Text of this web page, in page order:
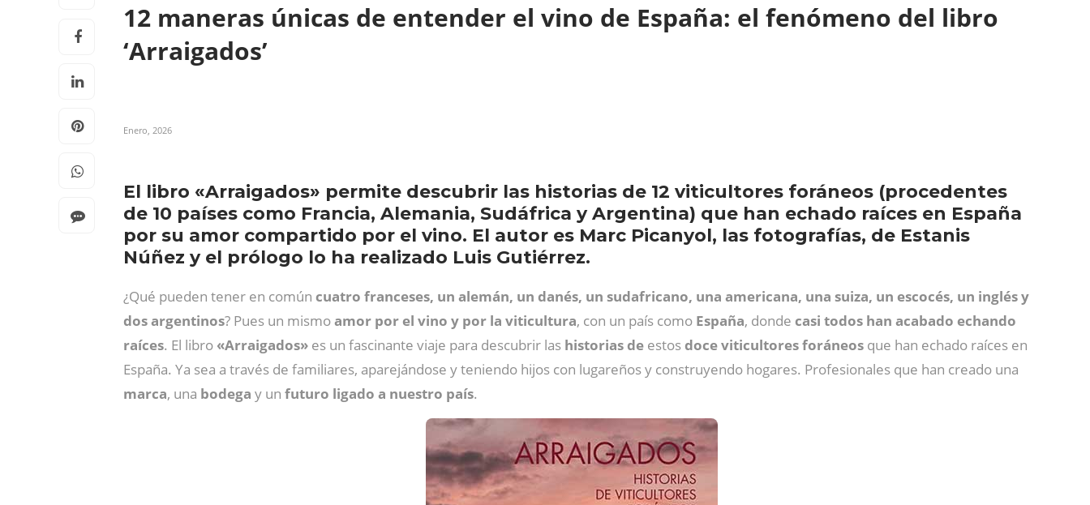
12 maneras únicas de entender el vino de España: el fenómeno del libro
‘Arraigados’
Enero, 2026
El libro «Arraigados» permite descubrir las historias de 12 viticultores foráneos (procedentes
de 10 países como Francia, Alemania, Sudáfrica y Argentina) que han echado raíces en España
por su amor compartido por el vino. El autor es Marc Picanyol, las fotografías, de Estanis
Núñez y el prólogo lo ha realizado Luis Gutiérrez.
¿Qué pueden tener en común cuatro franceses, un alemán, un danés, un sudafricano, una americana, una suiza, un escocés, un inglés y
dos argentinos? Pues un mismoamor por el vino y por la viticultura, con un país como España, donde casi todos han acabado echando
raíces. El libro «Arraigados» es un fascinante viaje para descubrir las historias de estos doce viticultores foráneos que han echado raíces en
España. Ya sea a través de familiares, aparejándose y teniendo hijos con lugareños y construyendo hogares. Profesionales que han creado una
marca, una bodega y un futuro ligado a nuestro país.